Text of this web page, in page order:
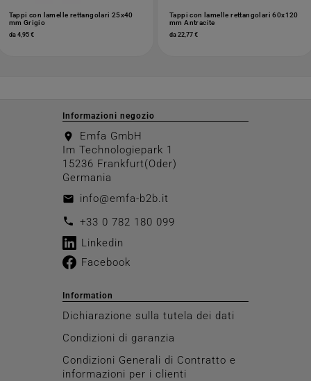
Tappi con lamelle rettangolari 25x40
mm Grigio
da 4,95 €
Tappi con lamelle rettangolari 60x120
mm Antracite
da 22,77 €
Informazioni negozio
location_on
Emfa GmbH
Im Technologiepark 1
15236 Frankfurt(Oder)
Germania
email info@emfa-b2b.it
call +33 0 782 180 099
Linkedin
Facebook
Information
Dichiarazione sulla tutela dei dati
Condizioni di garanzia
Condizioni Generali di Contratto e
informazioni per i clienti